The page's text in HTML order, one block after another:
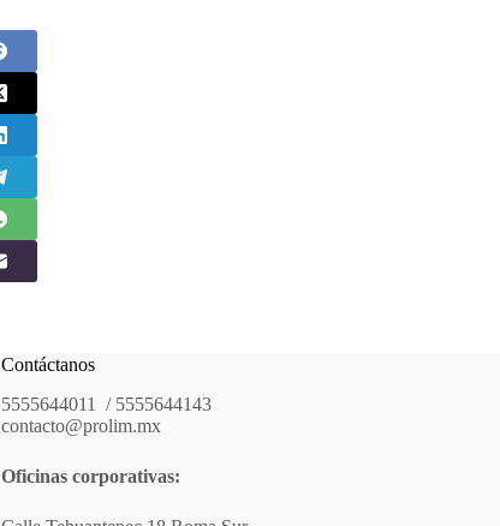
Contáctanos
5555644011 / 5555644143
contacto@prolim.mx
Oficinas corporativas: